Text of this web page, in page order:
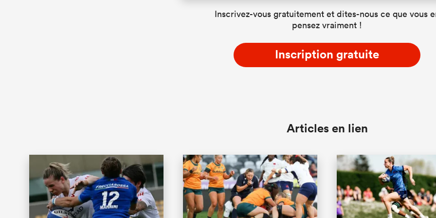
Inscrivez-vous gratuitement et dites-nous ce que vous
pensez vraiment !
Inscription gratuite
Articles en lien